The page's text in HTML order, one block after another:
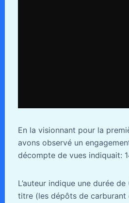
En la visionnant pour la
avons observé un
décompte de vues indiquait:
L’auteur indique une durée
titre (les dépôts de carburant